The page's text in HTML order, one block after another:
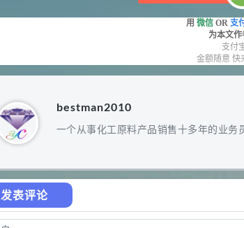
用 微信 OR 支
为本文作
支付
金额随意 快
bestman2010
一个从事化工原料产品销售十多年的业务
发表评论
浏览量 - 1.64w
D-异抗坏血酸钠 98%
浏览量 - 1.55w